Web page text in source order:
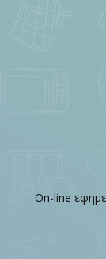
On-line